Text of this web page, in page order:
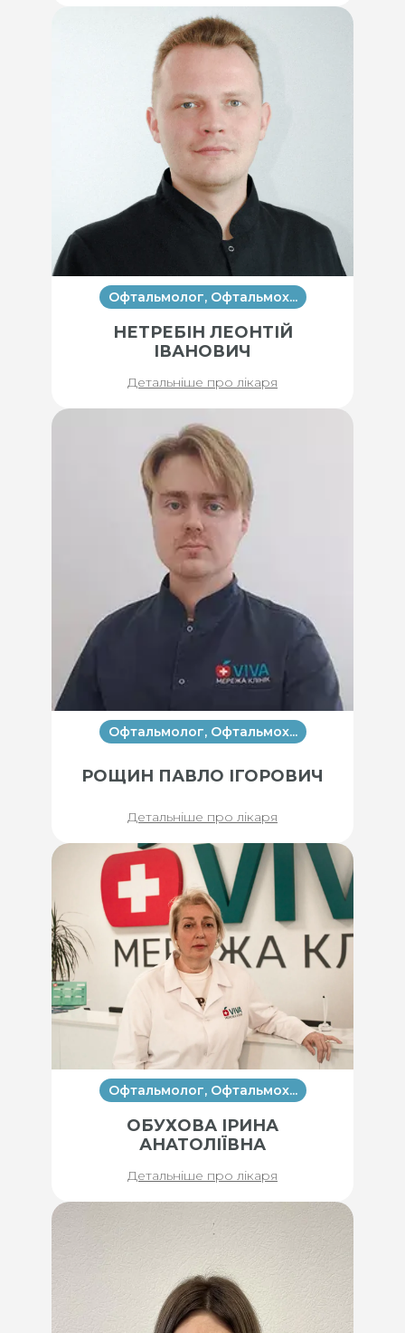
Офтальмолог, Офтальмох...
НЕТРЕБІН ЛЕОНТІЙ
ІВАНОВИЧ
Детальніше про лікаря
Офтальмолог, Офтальмох...
РОЩИН ПАВЛО ІГОРОВИЧ
Детальніше про лікаря
Офтальмолог, Офтальмох...
ОБУХОВА ІРИНА
АНАТОЛІЇВНА
Детальніше про лікаря